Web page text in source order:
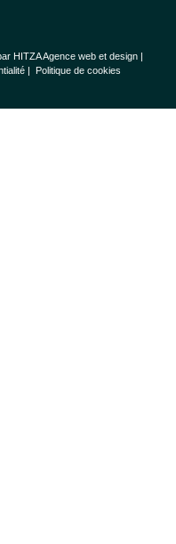
HITZA Agence web et design|
| Politique de cookies